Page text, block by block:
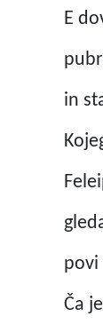
E
in
povi
Ča